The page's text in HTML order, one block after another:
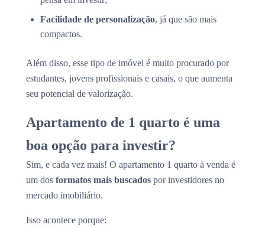
Facilidade de personalização, já que são mais
compactos.
Além disso, esse tipo de imóvel é muito procurado por
estudantes, jovens profissionais e casais, o que aumenta
seu potencial de valorização.
Apartamento de 1 quarto é uma
boa opção para investir?
Sim, e cada vez mais! O apartamento 1 quarto à venda é
um dos formatos mais buscados por investidores no
mercado imobiliário.
Isso acontece porque: